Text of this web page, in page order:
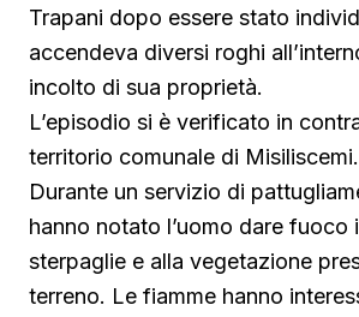
Trapani dopo essere stato
accendeva diversi roghi
incolto di sua proprietà.
L’episodio si è verificato in
territorio comunale di Misiliscemi.
Durante un servizio di
hanno notato l’uomo dare fuoco
sterpaglie e alla vegetazione
terreno. Le fiamme hanno